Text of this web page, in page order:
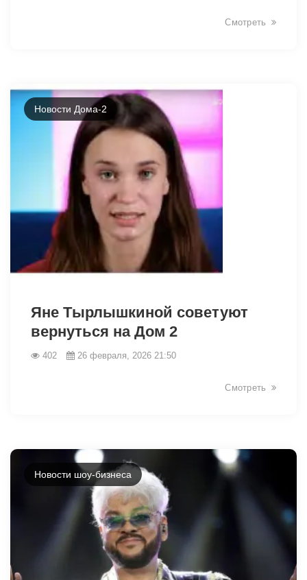
Смотреть
Новости Дома-2
Яне Тырлышкиной советуют
вернуться на Дом 2
402 26 февраля, 2026 21:50
Смотреть
Новости шоу-бизнеса